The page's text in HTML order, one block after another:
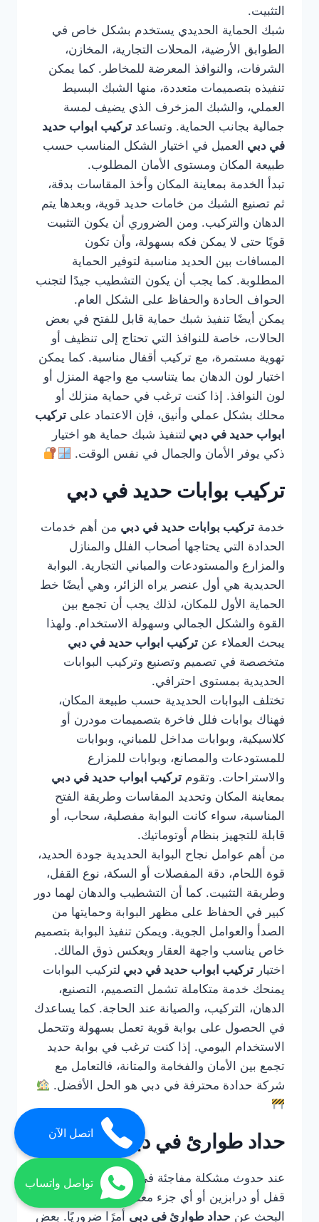
التثبيت.
شبك الحماية الحديدي يستخدم بشكل خاص في
الطوابق الأرضية، المحلات التجارية، المخازن،
الشرفات، والنوافذ المعرضة للمخاطر. كما يمكن
تنفيذه بتصميمات متعددة، منها الشبك البسيط
العملي، والشبك المزخرف الذي يضيف لمسة
جمالية بجانب الحماية. وتساعد تركيب ابواب حديد
في دبي العميل في اختيار الشكل المناسب حسب
طبيعة المكان ومستوى الأمان المطلوب.
تبدأ الخدمة بمعاينة المكان وأخذ المقاسات بدقة،
ثم تصنيع الشبك من خامات حديد قوية، وبعدها يتم
الدهان والتركيب. ومن الضروري أن يكون التثبيت
قويًا حتى لا يمكن فكه بسهولة، وأن تكون
المسافات بين الحديد مناسبة لتوفير الحماية
المطلوبة. كما يجب أن يكون التشطيب جيدًا لتجنب
الحواف الحادة والحفاظ على الشكل العام.
يمكن أيضًا تنفيذ شبك حماية قابل للفتح في بعض
الحالات، خاصة للنوافذ التي تحتاج إلى تنظيف أو
تهوية مستمرة، مع تركيب أقفال مناسبة. كما يمكن
اختيار لون الدهان بما يتناسب مع واجهة المنزل أو
لون النوافذ. إذا كنت ترغب في حماية منزلك أو
محلك بشكل عملي وأنيق، فإن الاعتماد على تركيب
ابواب حديد في دبي لتنفيذ شبك حماية هو اختيار
ذكي يوفر الأمان والجمال في نفس الوقت.
تركيب بوابات حديد في دبي
خدمة تركيب بوابات حديد في دبي من أهم خدمات
الحدادة التي يحتاجها أصحاب الفلل والمنازل
والمزارع والمستودعات والمباني التجارية. البوابة
الحديدية هي أول عنصر يراه الزائر، وهي أيضًا خط
الحماية الأول للمكان، لذلك يجب أن تجمع بين
القوة والشكل الجمالي وسهولة الاستخدام. ولهذا
يبحث العملاء عن تركيب ابواب حديد في دبي
متخصصة في تصميم وتصنيع وتركيب البوابات
الحديدية بمستوى احترافي.
تختلف البوابات الحديدية حسب طبيعة المكان،
فهناك بوابات فلل فاخرة بتصميمات مودرن أو
كلاسيكية، وبوابات مداخل للمباني، وبوابات
للمستودعات والمصانع، وبوابات للمزارع
والاستراحات. وتقوم تركيب ابواب حديد في دبي
بمعاينة المكان وتحديد المقاسات وطريقة الفتح
المناسبة، سواء كانت البوابة مفصلية، سحاب، أو
قابلة للتجهيز بنظام أوتوماتيك.
من أهم عوامل نجاح البوابة الحديدية جودة الحديد،
قوة اللحام، دقة المفصلات أو السكة، نوع القفل،
وطريقة التثبيت. كما أن التشطيب والدهان لهما دور
كبير في الحفاظ على مظهر البوابة وحمايتها من
الصدأ والعوامل الجوية. ويمكن تنفيذ البوابة بتصميم
خاص يناسب واجهة العقار ويعكس ذوق المالك.
اختيار تركيب ابواب حديد في دبي لتركيب البوابات
يمنحك خدمة متكاملة تشمل التصميم، التصنيع،
الدهان، التركيب، والصيانة عند الحاجة. كما يساعدك
في الحصول على بوابة قوية تعمل بسهولة وتتحمل
الاستخدام اليومي. إذا كنت ترغب في بوابة حديد
تجمع بين الأمان والفخامة والمتانة، فالتعامل مع
شركة حدادة محترفة في دبي هو الحل الأفضل.
حداد طوارئ في دبي
عند حدوث مشكلة مفاجئة في باب حديد أو بوابة أو
قفل أو درابزين أو أي جزء معدني مهم، يصبح
البحث عن حداد طوارئ في دبي أمرًا ضروريًا. بعض
اتصل الآن
تواصل واتساب